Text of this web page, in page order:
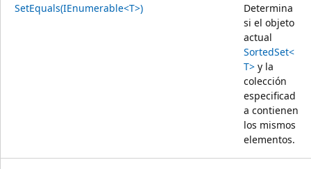
SetEquals(IEnumerable<T>)
Determina
si el objeto
actual
SortedSet<
T> y la
colección
especificad
a contienen
los mismos
elementos.